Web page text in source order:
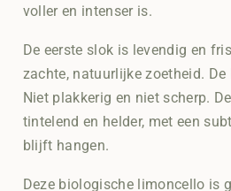
voller en intenser is.
De eerste slok is levendig en
zachte, natuurlijke zoetheid.
Niet plakkerig en niet scherp.
tintelend en helder, met een
blijft hangen.
Deze biologische limoncello is